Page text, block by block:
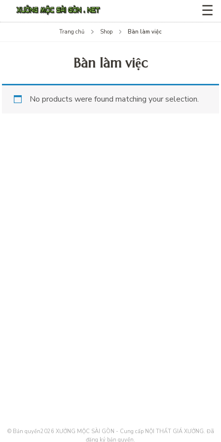
☰
Trang chủ Shop Bàn làm việc
Bàn làm việc
No products were found matching your selection.
© Bản quyền2026 XƯỞNG MỘC SÀI GÒN - Cung cấp NỘI THẤT GIÁ XƯỞNG. Đã
đăng ký bản quyền.